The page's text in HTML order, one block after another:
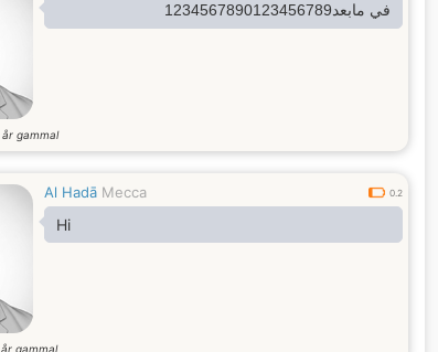
في مابعد1234567890123456789
år gammal
Al Hadā Mecca 0.2
Hi
år gammal